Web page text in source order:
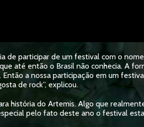
de participar de um festival com o
até então o Brasil não conhecia. A
a nossa participação em um
de rock”, explicou.
história do Artemis. Algo que
pelo fato deste ano o festival